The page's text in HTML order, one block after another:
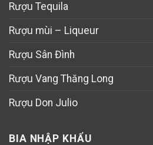
Rượu Tequila
Rượu mùi – Liqueur
Rượu Sân Đình
Rượu Vang Thăng Long
Rượu Don Julio
BIA NHẬP KHẨU